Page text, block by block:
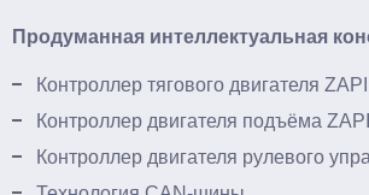
Продуманная интеллектуальная
Контроллер тягового двигателя
Контроллер двигателя подъёма
Контроллер двигателя рулевого